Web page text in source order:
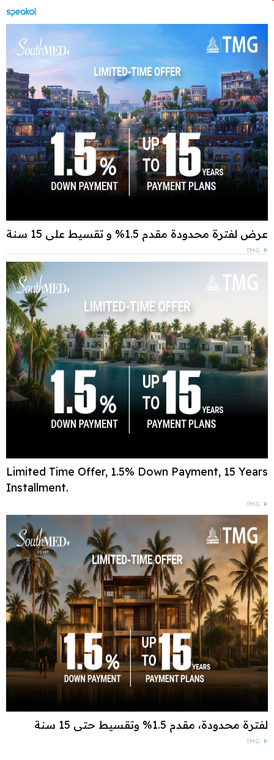
عرض لفترة محدودة مقدم 1.5% و تقسيط علي 15 سنة
TMG
Limited Time Offer, 1.5% Down Payment, 15 Years
Installment.
TMG
لفترة محدودة، مقدم 1.5% وتقسيط حتى 15 سنة
TMG